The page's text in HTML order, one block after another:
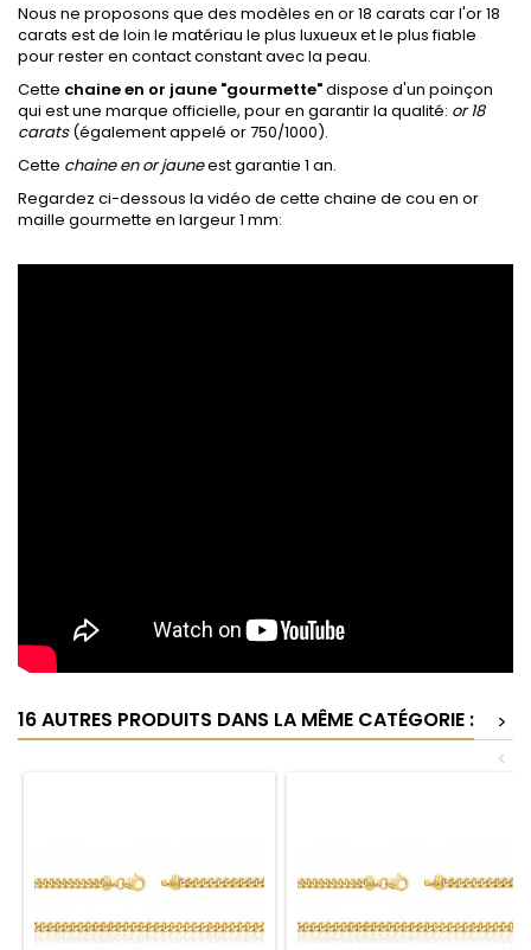
Nous ne proposons que des modèles en or 18 carats car l'or 18
carats est de loin le matériau le plus luxueux et le plus fiable
pour rester en contact constant avec la peau.
Cette chaine en or jaune "gourmette"dispose d'un poinçon
qui est une marque officielle, pour en garantir la qualité: or 18
carats(également appelé or 750/1000).
Cette chaine en or jauneest garantie 1 an.
Regardez ci-dessous la vidéo de cette chaine de cou en or
maille gourmette en largeur 1 mm:
16 AUTRES PRODUITS DANS LA MÊME CATÉGORIE :
>
<